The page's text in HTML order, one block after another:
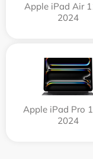
Apple iPad Air
2024
Apple iPad Pro
2024